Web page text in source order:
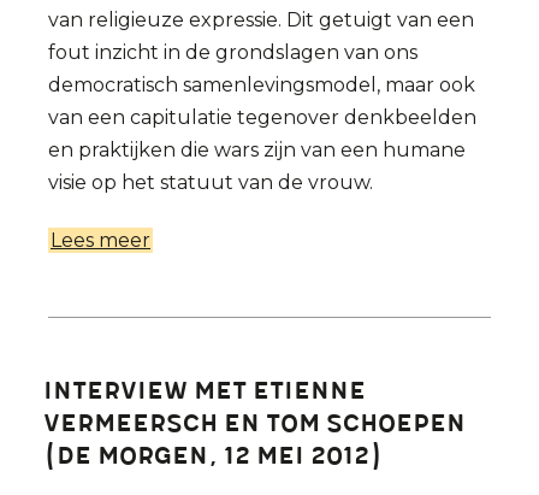
van religieuze expressie. Dit getuigt van een
fout inzicht in de grondslagen van ons
democratisch samenlevingsmodel, maar ook
van een capitulatie tegenover denkbeelden
en praktijken die wars zijn van een humane
visie op het statuut van de vrouw.
Lees meer
de
menselijke
waardigheid
Interview met Etienne
Vermeersch en Tom Schoepen
(De Morgen, 12 mei 2012)